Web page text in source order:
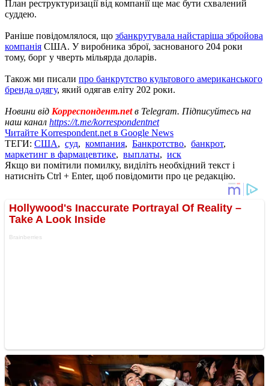
План реструктуризації від компанії ще має бути схвалений
суддею.
Раніше повідомлялося, що збанкрутувала найстаріша збройова
компанія США. У виробника зброї, заснованого 204 роки
тому, борг у чверть мільярда доларів.
Також ми писали про банкрутство культового американського
бренда одягу, який одягав еліту 202 роки.
Новини від Корреспондент.netв Telegram. Підписуйтесь на
наш канал https://t.me/korrespondentnet
Читайте Korrespondent.net в Google News
ТЕГИ: США, суд, компания, Банкротство, банкрот,
маркетинг в фармацевтике, выплаты, иск
Якщо ви помітили помилку, виділіть необхідний текст і
натисніть Ctrl + Enter, щоб повідомити про це редакцію.